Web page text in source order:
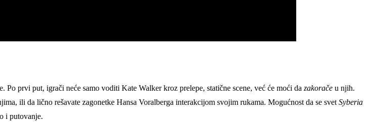
Po prvi put, igrači neće samo voditi Kate Walker kroz prelepe, statične scene, već će moći da zakorače u njih.
ili da lično rešavate zagonetke Hansa Voralberga interakcijom svojim rukama. Mogućnost da se svetSyberia
i putovanje.